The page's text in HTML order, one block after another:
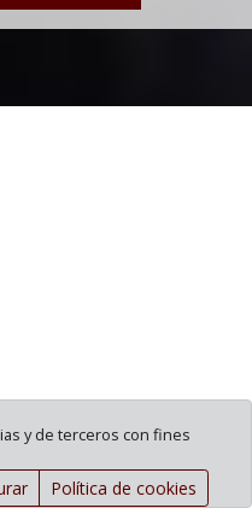
y de terceros con fines
Política de cookies